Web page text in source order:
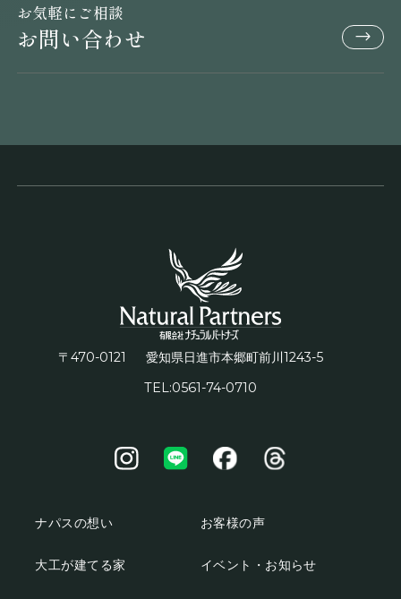
お気軽にご相談
お問い合わせ
〒470-0121 愛知県日進市本郷町前川 1243-5
TEL:0561-74-0710
ナパスの想い
大工が建てる家
お客様の声
イベント・お知らせ